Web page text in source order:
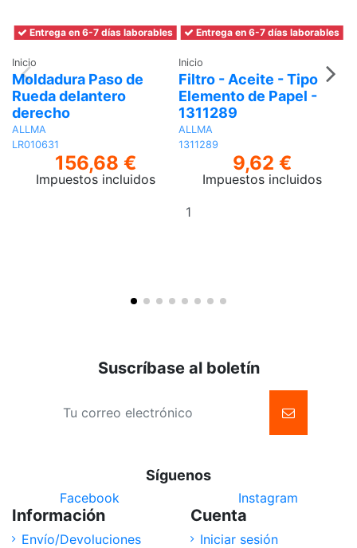
Entrega en 6-7 días laborables
Inicio
Moldadura Paso de
Rueda delantero
derecho
ALLMA
LR010631
156,68 €
Impuestos incluidos
Entrega en 6-7 días laborables
Inicio
Filtro - Aceite - Tipo
Elemento de Papel -
1311289
ALLMA
1311289
9,62 €
Impuestos incluidos
Suscríbase al boletín
Síguenos
Facebook Instagram
Información
Envío/Devoluciones
Cuenta
Iniciar sesión